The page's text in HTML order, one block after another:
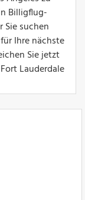
Billigflug-
Sie suchen
Ihre nächste
Sie jetzt
Lauderdale